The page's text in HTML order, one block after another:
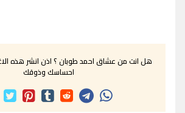
هل انت من عشاق احمد طوبان ؟ اذن انشر هذه
احساسك وذوقك